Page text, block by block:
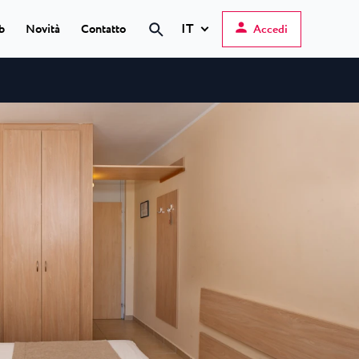
Novità Contatto IT
Deutsch
Italiano
Slovenščina
Accedi